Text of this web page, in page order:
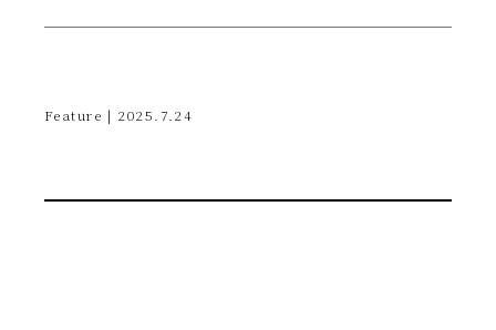
Feature | 2025.7.24